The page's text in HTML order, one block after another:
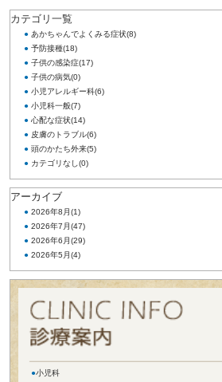
カテゴリ一覧
● あかちゃんでよくみる症状(8)
● 予防接種(18)
● 子供の感染症(17)
● 子供の病気(0)
● 小児アレルギー科(6)
● 小児科一般(7)
● 心配な症状(14)
● 皮膚のトラブル(6)
● 頭のかたち外来(5)
● カテゴリなし(0)
アーカイブ
● 2026年8月(1)
● 2026年7月(47)
● 2026年6月(29)
● 2026年5月(4)
●小児科